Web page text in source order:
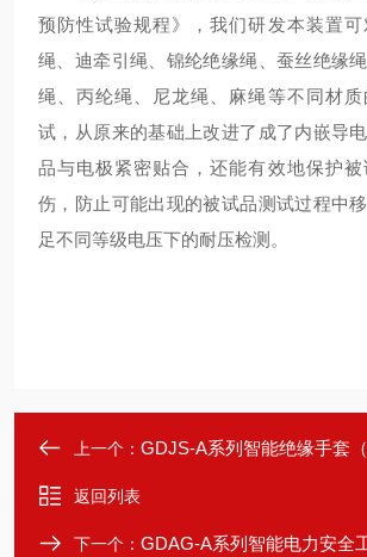
预防性试验规程》，我们研发本装置可
绳、迪牵引绳、锦纶绝缘绳、蚕丝绝缘
绳、丙纶绳、尼龙绳、麻绳等不同材质
试，从原来的基础上改进了成了内嵌导
品与电极紧密贴合，还能有效地保护
伤，防止可能出现的被试品测试过程中
足不同等级电压下的耐压检测。
上一个： GDJS-A系列智能绝缘手套（
返回列表
下一个： GDAG-A系列智能电力安全